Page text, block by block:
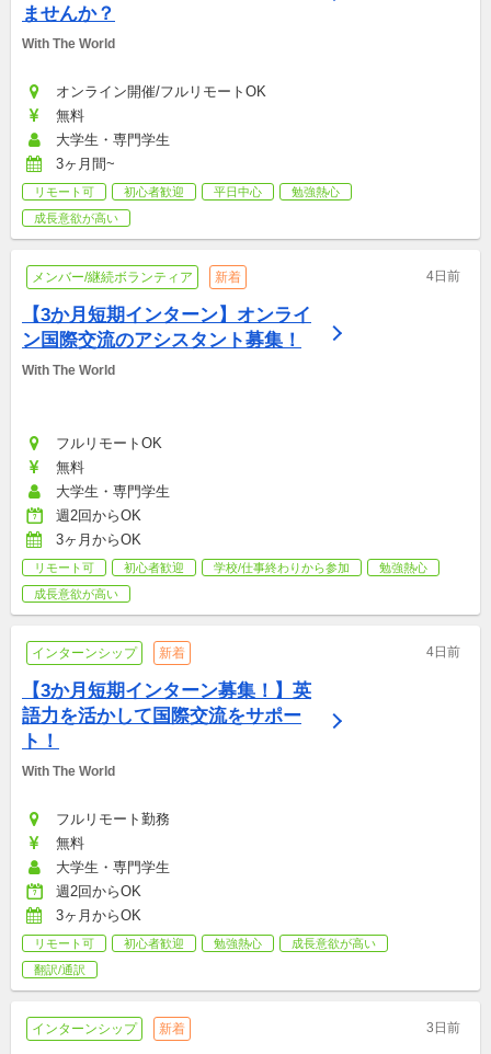
ませんか？
With The World
オンライン開催/フルリモートOK
無料
大学生・専門学生
3ヶ月間~
リモート可 初心者歓迎 平日中心
勉強熱心
成長意欲が高い
メンバー/継続ボランティア 新着 4日前
【3か月短期インターン】オンライ
ン国際交流のアシスタント募集！
With The World
フルリモートOK
無料
大学生・専門学生
週2回からOK
3ヶ月からOK
リモート可 初心者歓迎 学校/仕事終わりから参加
勉強熱心
成長意欲が高い
インターンシップ 新着 4日前
【3か月短期インターン募集！】英
語力を活かして国際交流をサポー
ト！
With The World
フルリモート勤務
無料
大学生・専門学生
週2回からOK
3ヶ月からOK
リモート可 初心者歓迎 勉強熱心
成長意欲が高い
翻訳/通訳
インターンシップ 新着 3日前